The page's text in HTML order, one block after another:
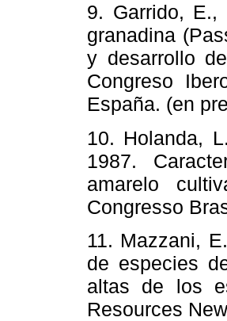
9. Garrido,
granadina
y desarrollo
Congreso
España. (en
10. Holanda,
1987.
amarelo
Congresso
11. Mazzani,
de especies
altas de los
Resources